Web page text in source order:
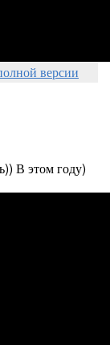
версии
В этом году)